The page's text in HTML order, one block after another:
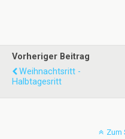
Vorheriger Beitrag
Weihnachtsritt -
Halbtagesritt
Zum